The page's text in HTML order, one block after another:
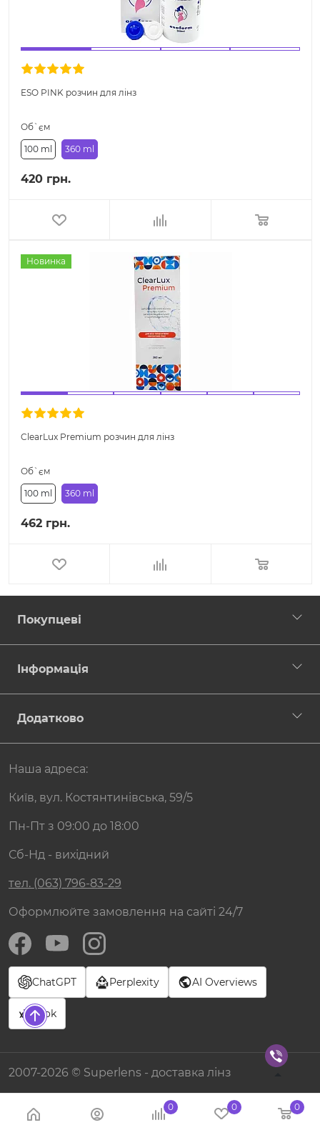
ESO PINK розчин для лінз
Об`єм
100 ml 360 ml
420 грн.
Новинка
ClearLux Premium розчин для лінз
Об`єм
100 ml 360 ml
462 грн.
Покупцеві
Інформація
Додатково
Наша адреса:
Київ, вул. Костянтинівська, 59/5
Пн-Пт з 09:00 до 18:00
Сб-Нд - вихідний
тел. (063) 796-83-29
Оформлюйте замовлення на сайті 24/7
ChatGPT Perplexity AI Overviews
Grok
2007-2026 © Superlens - доставка лінз
0 0 0